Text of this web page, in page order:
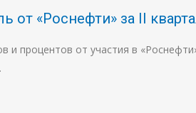
от «Роснефти» за II
и процентов от участия в